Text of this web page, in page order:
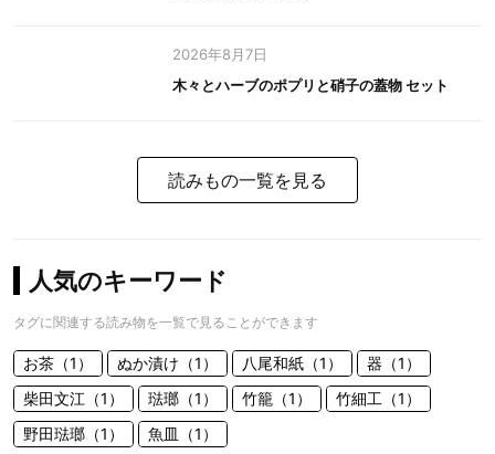
2026年8月7日
木々とハーブのポプリと硝子の蓋物 セット
読みもの一覧を見る
人気のキーワード
タグに関連する読み物を一覧で見ることができます
お茶（1） ぬか漬け（1） 八尾和紙（1）
器（1）
柴田文江（1）
琺瑯（1） 竹籠（1）
竹細工（1）
野田琺瑯（1）
魚皿（1）